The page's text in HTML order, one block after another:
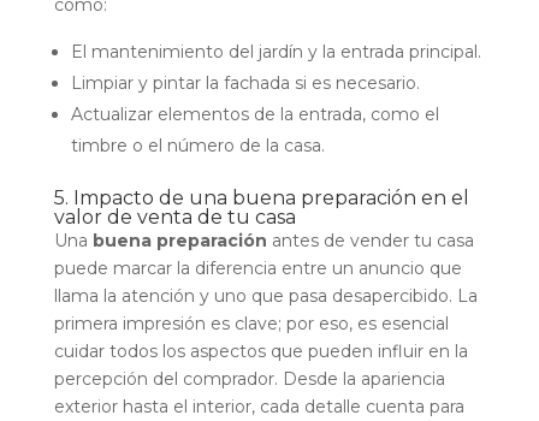
como:
El mantenimiento del jardín y la entrada principal.
Limpiar y pintar la fachada si es necesario.
Actualizar elementos de la entrada, como el
timbre o el número de la casa.
5. Impacto de una buena preparación en el
valor de venta de tu casa
Una buena preparación antes de vender tu casa
puede marcar la diferencia entre un anuncio que
llama la atención y uno que pasa desapercibido. La
primera impresión es clave; por eso, es esencial
cuidar todos los aspectos que pueden influir en la
percepción del comprador. Desde la apariencia
exterior hasta el interior, cada detalle cuenta para